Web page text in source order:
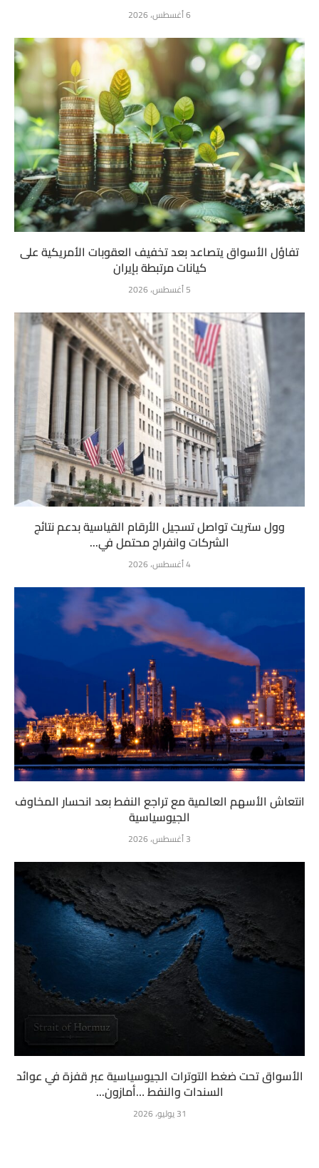
6 أغسطس، 2026
تفاؤل الأسواق يتصاعد بعد تخفيف العقوبات الأمريكية على
كيانات مرتبطة بإيران
5 أغسطس، 2026
وول ستريت تواصل تسجيل الأرقام القياسية بدعم نتائج
الشركات وانفراج محتمل في...
4 أغسطس، 2026
انتعاش الأسهم العالمية مع تراجع النفط بعد انحسار المخاوف
الجيوسياسية
3 أغسطس، 2026
الأسواق تحت ضغط التوترات الجيوسياسية عبر قفزة في عوائد
السندات والنفط …أمازون...
31 يوليو، 2026